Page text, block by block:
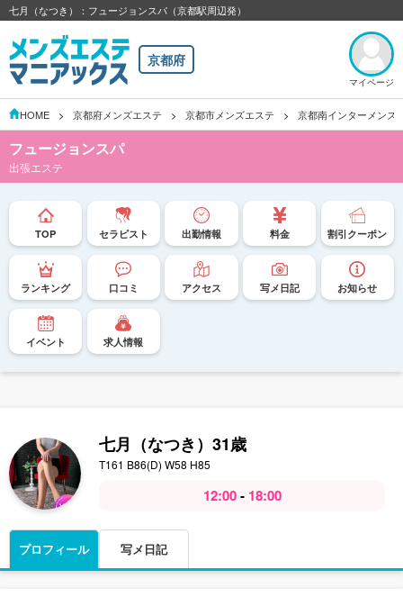
七月（なつき）：フュージョンスパ（京都駅周辺発）
京都府
マイページ
HOME 京都府メンズエステ 京都市メンズエステ 京都南インターメンズ
フュージョンスパ
出張エステ
TOP セラピスト 出勤情報 料金 割引クーポン
ランキング 口コミ アクセス 写メ日記 お知らせ
イベント 求人情報
七月（なつき） 31歳
T161 B86(D) W58 H85
12:00 - 18:00
プロフィール 写メ日記